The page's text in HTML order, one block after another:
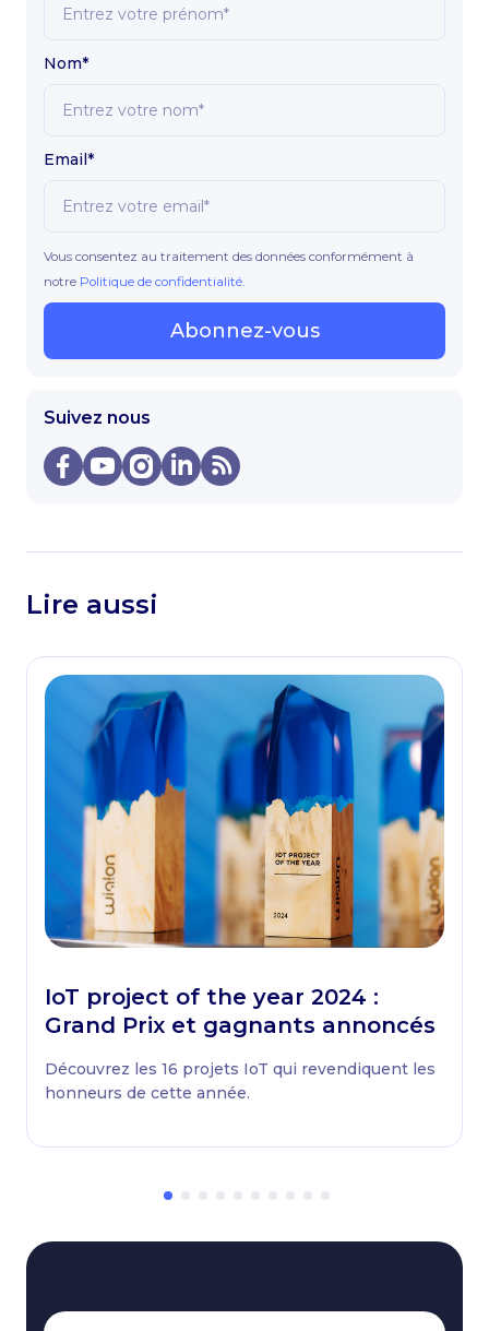
Nom*
Email*
Vous consentez au traitement des données conformément à
notre Politique de confidentialité
Abonnez-vous
Suivez nous
Lire aussi
IoT project of the year 2024 :
Grand Prix et gagnants annoncés
Découvrez les 16 projets IoT qui revendiquent les
honneurs de cette année.